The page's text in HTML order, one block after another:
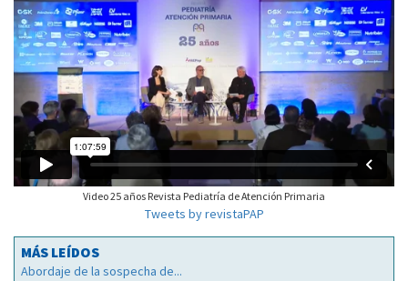
Video 25 años Revista Pediatría de Atención Primaria
Tweets by revistaPAP
MÁS LEÍDOS
Abordaje de la sospecha de...